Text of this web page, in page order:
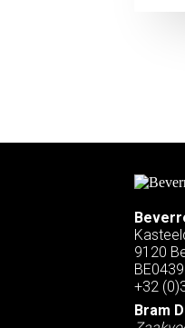
9120
+32
Bram